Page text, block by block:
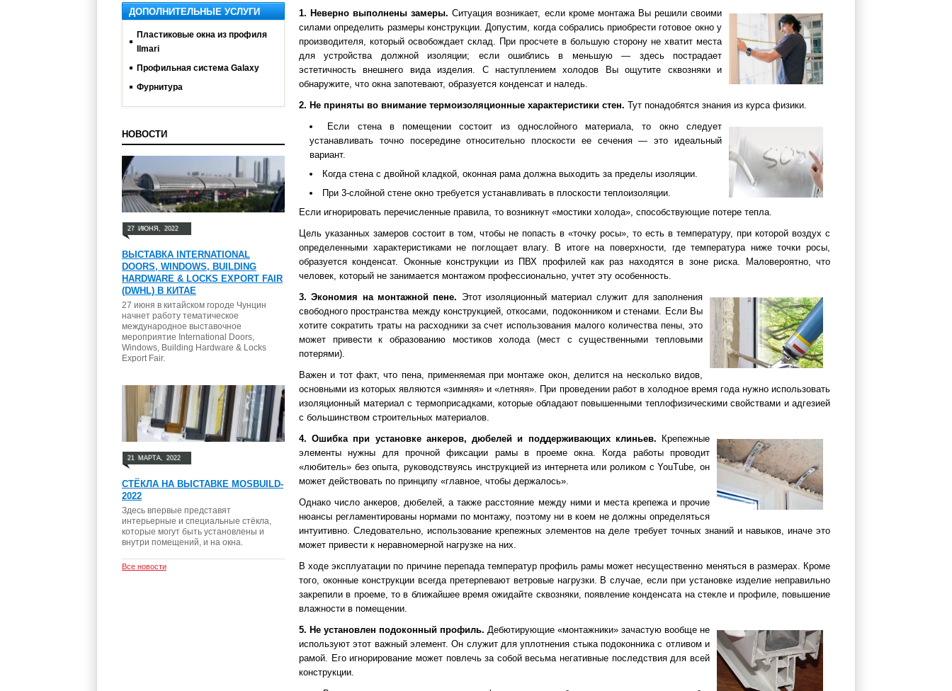
1. Неверно выполнены замеры. Ситуация возникает, если кроме монтажа Вы решили своими
силами определить размеры конструкции. Допустим, когда собрались приобрести готовое окно у
производителя, который освобождает склад. При просчете в большую сторону не хватит места
для устройства должной изоляции; если ошиблись в меньшую — здесь пострадает
эстетичность внешнего вида изделия. С наступлением холодов Вы ощутите сквозняки и
обнаружите, что окна запотевают, образуется конденсат и наледь.
2. Не приняты во внимание термоизоляционные характеристики стен. Тут понадобятся знания из курса физики.
Если стена в помещении состоит из однослойного материала, то окно следует
устанавливать точно посередине относительно плоскости ее сечения — это идеальный
вариант.
Когда стена с двойной кладкой, оконная рама должна выходить за пределы изоляции.
При 3-слойной стене окно требуется устанавливать в плоскости теплоизоляции.
Если игнорировать перечисленные правила, то возникнут «мостики холода», способствующие потере тепла.
Цель указанных замеров состоит в том, чтобы не попасть в «точку росы», то есть в температуру, при которой воздух с
определенными характеристиками не поглощает влагу. В итоге на поверхности, где температура ниже точки росы,
образуется конденсат. Оконные конструкции из ПВХ профилей как раз находятся в зоне риска. Маловероятно, что
человек, который не занимается монтажом профессионально, учтет эту особенность.
3. Экономия на монтажной пене. Этот изоляционный материал служит для заполнения
свободного пространства между конструкцией, откосами, подоконником и стенами. Если Вы
хотите сократить траты на расходники за счет использования малого количества пены, это
может привести к образованию мостиков холода (мест с существенными тепловыми
потерями).
Важен и тот факт, что пена, применяемая при монтаже окон, делится на несколько видов,
основными из которых являются «зимняя» и «летняя». При проведении работ в холодное время года нужно использовать
изоляционный материал с термоприсадками, которые обладают повышенными теплофизическими свойствами и адгезией
с большинством строительных материалов.
4. Ошибка при установке анкеров, дюбелей и поддерживающих клиньев. Крепежные
элементы нужны для прочной фиксации рамы в проеме окна. Когда работы проводит
«любитель» без опыта, руководствуясь инструкцией из интернета или роликом с YouTube, он
может действовать по принципу «главное, чтобы держалось».
Однако число анкеров, дюбелей, а также расстояние между ними и места крепежа и прочие
нюансы регламентированы нормами по монтажу, поэтому ни в коем не должны определяться
интуитивно. Следовательно, использование крепежных элементов на деле требует точных знаний и навыков, иначе это
может привести к неравномерной нагрузке на них.
В ходе эксплуатации по причине перепада температур профиль рамы может несущественно меняться в размерах. Кроме
того, оконные конструкции всегда претерпевают ветровые нагрузки. В случае, если при установке изделие неправильно
закрепили в проеме, то в ближайшее время ожидайте сквозняки, появление конденсата на стекле и профиле, повышение
влажности в помещении.
5. Не установлен подоконный профиль. Дебютирующие «монтажники» зачастую вообще не
используют этот важный элемент. Он служит для уплотнения стыка подоконника с отливом и
рамой. Его игнорирование может повлечь за собой весьма негативные последствия для всей
конструкции.
ДОПОЛНИТЕЛЬНЫЕ УСЛУГИ
Пластиковые окна из профиля
Ilmari
Профильная система Galaxy
Фурнитура
НОВОСТИ
27 ИЮНЯ, 2022
ВЫСТАВКА INTERNATIONAL
DOORS, WINDOWS, BUILDING
HARDWARE & LOCKS EXPORT FAIR
(DWHL) В КИТАЕ
27 июня в китайском городе Чунцин
начнет работу тематическое
международное выставочное
мероприятие International Doors,
Windows, Building Hardware & Locks
Export Fair.
21 МАРТА, 2022
СТЁКЛА НА ВЫСТАВКЕ MOSBUILD-
2022
Здесь впервые представят
интерьерные и специальные стёкла,
которые могут быть установлены и
внутри помещений, и на окна.
Все новости